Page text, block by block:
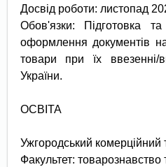
Досвід роботи: листопад
Обов'язки: Підготовка
оформлення документів
товари при їх ввезенні/
України.
ОСВІТА
Ужгородський комерційний
Факультет: